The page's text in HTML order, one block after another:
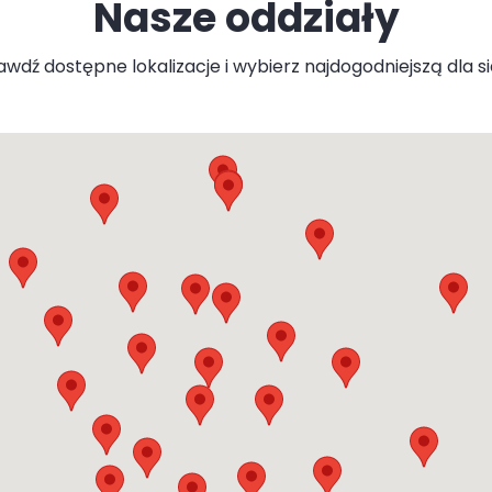
Nasze oddziały
dostępne lokalizacje i wybierz najdogodniejszą dla